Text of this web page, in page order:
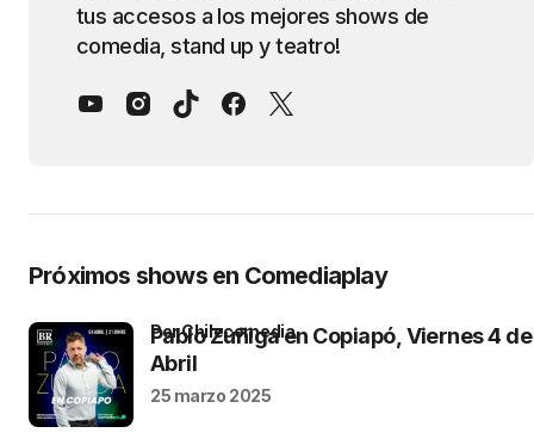
tus accesos a los mejores shows de
comedia, stand up y teatro!
Próximos shows en Comediaplay
Pablo Zuñiga en Copiapó, Viernes 4 de
Abril
por Chilecomedia
25 marzo 2025